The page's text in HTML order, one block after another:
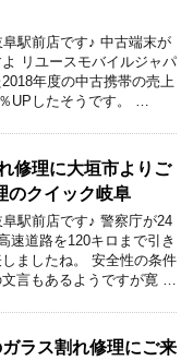
駅前店です♪ 中古端末が
リユースモバイルジャパ
年度の中古携帯の売上
UPしたそうです。 …
修理に大垣市よりご
のクイック岐阜
駅前店です♪ 警察庁が24
速道路を120キロまで引き
ましたね。 安全性の条件
言もあるようですが寛 …
ラス割れ修理にご来